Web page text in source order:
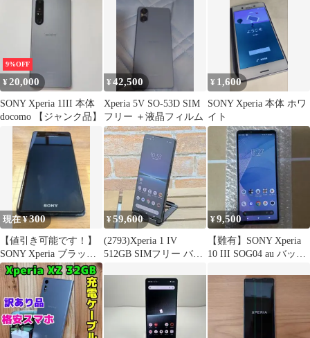
9%OFF
¥20,000
SONY Xperia 1III 本体
docomo 【ジャンク品】
¥42,500
Xperia 5V SO-53D SIM
フリー ＋液晶フィルム
¥ 1,600
SONY Xperia 本体 ホワ
イト
現在 ¥300
【値引き可能です！】
SONY Xperia ブラック
本体
¥59,600
(2793)Xperia 1 IV
512GB SIMフリー バッ
¥9,500
【難有】SONY Xperia
10 III SOG04 au バッテ